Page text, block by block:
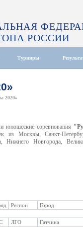
РОССИИ
Турниры
2020»
соревнования
из Москвы, Санкт-
Нижнего Новгорода,
Регион Город
ЛГО Гатчина